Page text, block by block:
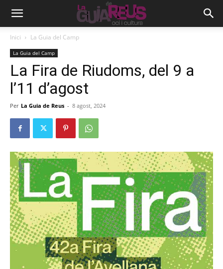
Inici La Guia del Camp
La Guia del Camp
La Fira de Riudoms, del 9 a
l’11 d’agost
Per La Guia de Reus - 8 agost, 2024